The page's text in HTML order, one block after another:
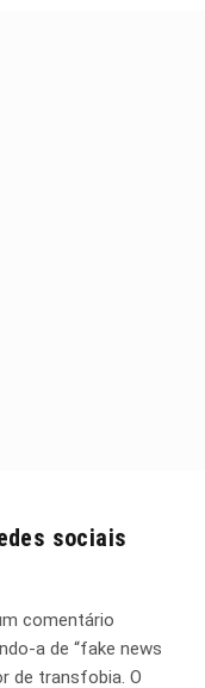
sociais
comentário
a de “fake news
de transfobia. O